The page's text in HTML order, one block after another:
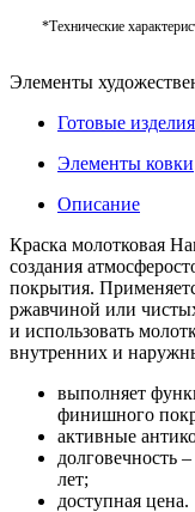
*Технические
Элементы
Готовые изделия
Элементы ковки
Описание
Краска молотковая
создания
покрытия.
ржавчиной или
и использовать
внутренних и
выполняет
финишного
активные
долговечность
лет;
доступная цена.